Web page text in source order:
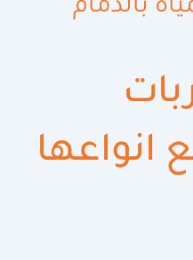
بالدمام
انواعها